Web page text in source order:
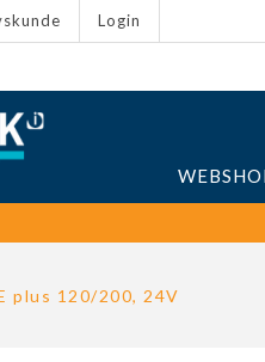
Login
plus 120/200, 24V